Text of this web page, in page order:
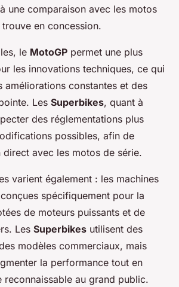
une comparaison avec les motos
trouve en concession.
le MotoGP permet une plus
les innovations techniques, ce qui
améliorations constantes et des
Les Superbikes, quant à
des réglementations plus
possibles, afin de
direct avec les motos de série.
varient également : les machines
spécifiquement pour la
de moteurs puissants et de
Les Superbikes utilisent des
modèles commerciaux, mais
la performance tout en
reconnaissable au grand public.